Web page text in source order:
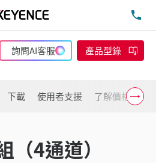
詢問AI客服 產品型錄
下載 使用者支援 了解價格
（4通道）